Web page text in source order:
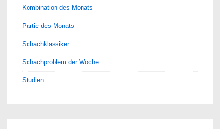
Kombination des Monats
Partie des Monats
Schachklassiker
Schachproblem der Woche
Studien